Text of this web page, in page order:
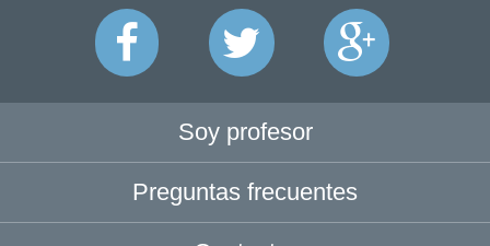
Soy profesor
Preguntas frecuentes